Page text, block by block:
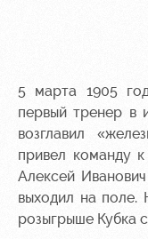
5 марта 1905
первый тренер в
возглавил
привел команду
Алексей
выходил на поле.
розыгрыше Кубка